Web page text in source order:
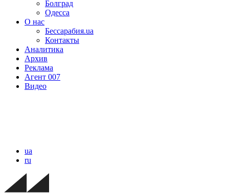
Болград
Одесса
О нас
Бессарабия.ua
Контакты
Аналитика
Архив
Реклама
Агент 007
Видео
ua
ru